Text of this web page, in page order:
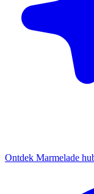
Ontdek Marmelade